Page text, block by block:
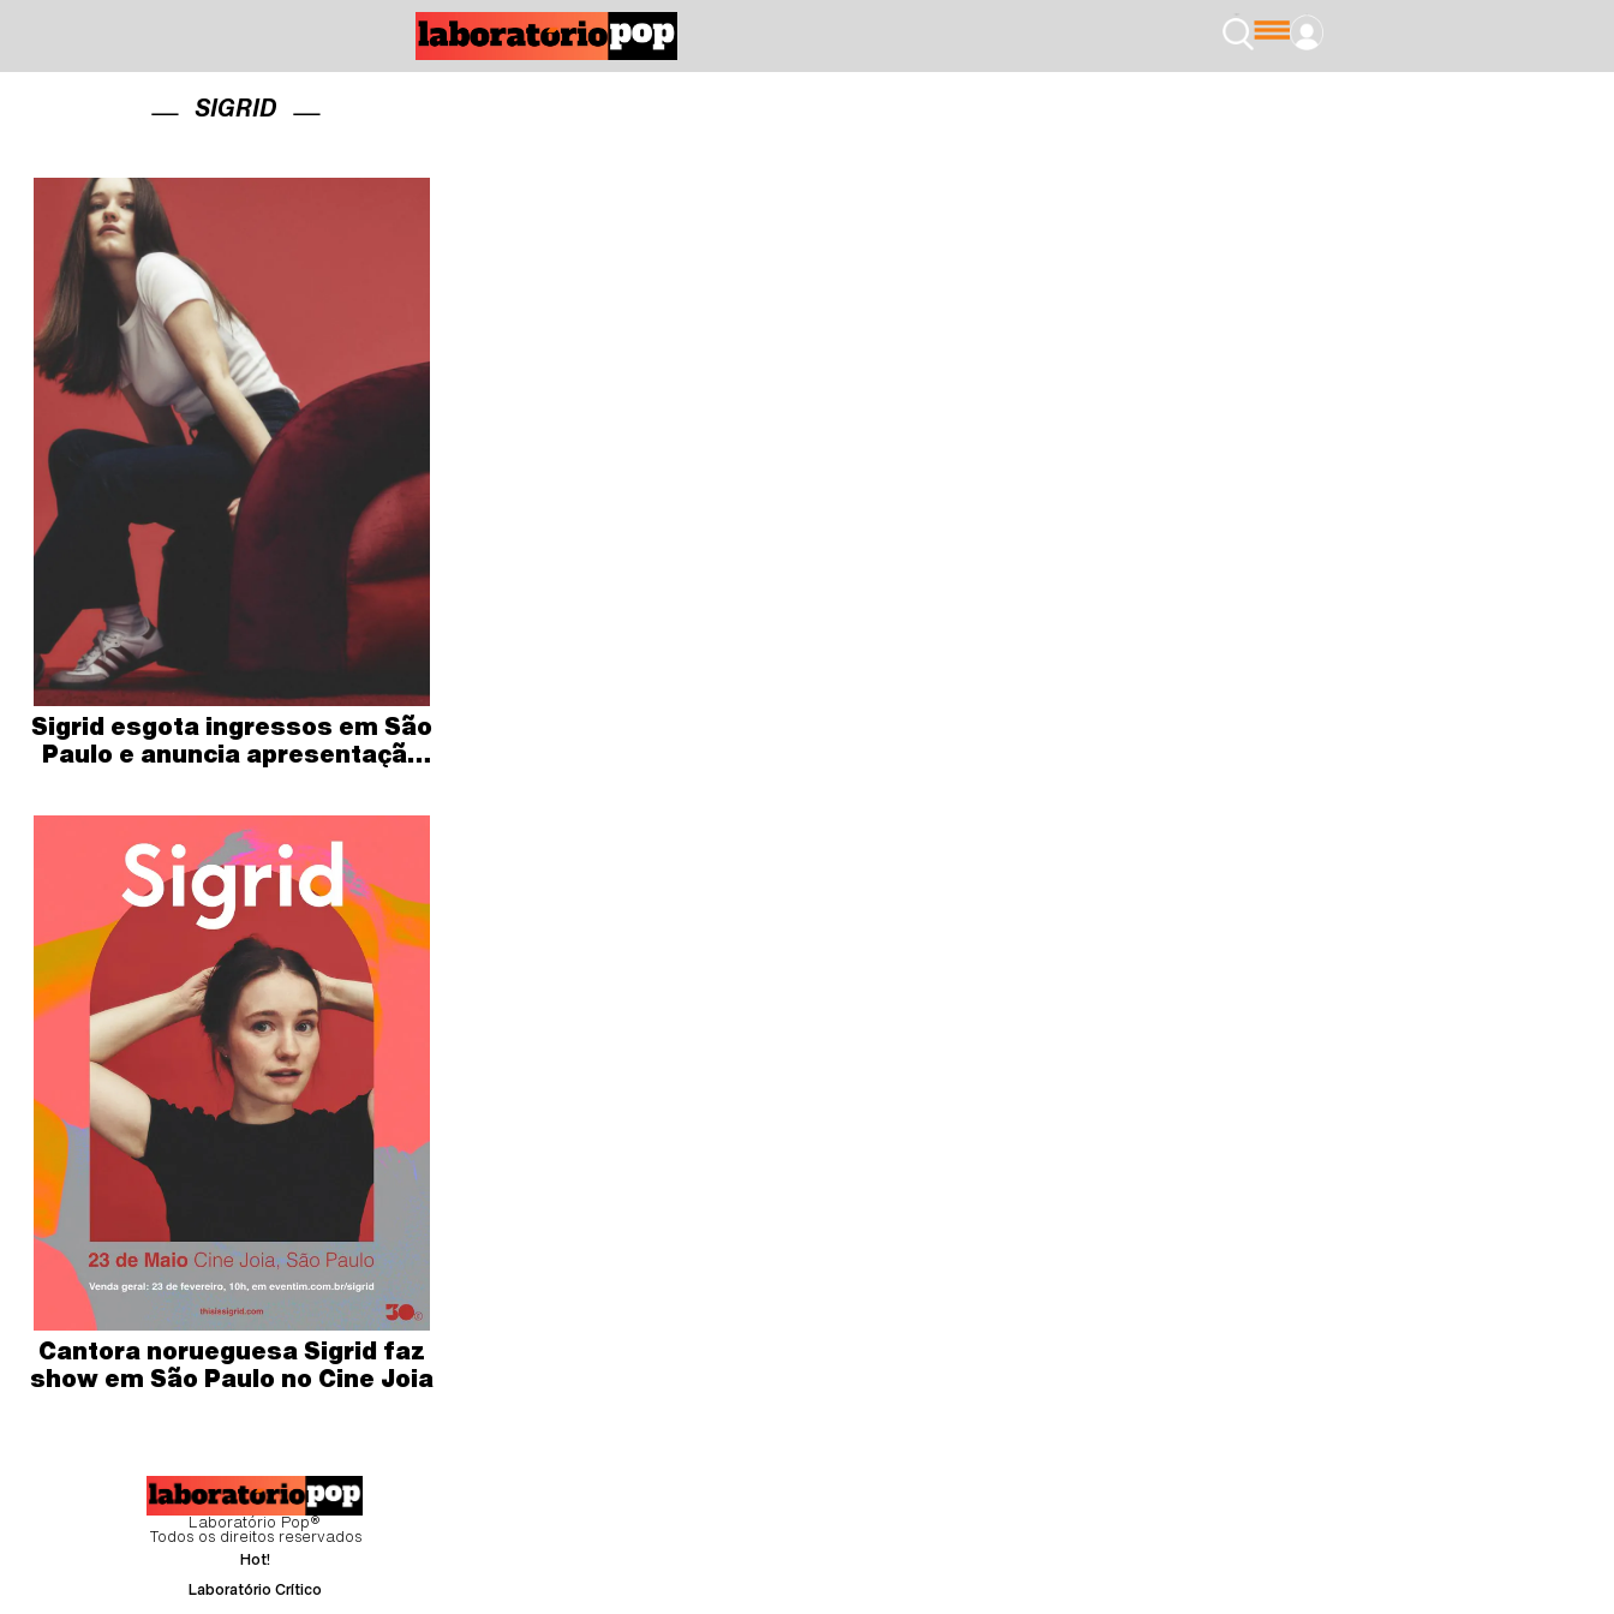
SIGRID
Sigrid esgota ingressos em São
Paulo e anuncia apresentação
Cantora norueguesa Sigrid faz
show em São Paulo no Cine Joia
Laboratório Pop®
Todos os direitos reservados
Hot!
Laboratório Crítico